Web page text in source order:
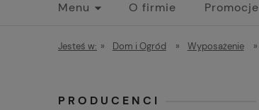
Menu O firmie Promocje
Jesteś w: » Dom i Ogród » Wyposażenie »
PRODUCENCI